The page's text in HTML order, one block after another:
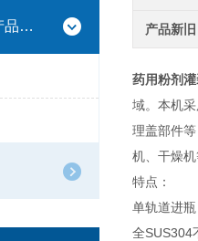
产品新旧
药用粉剂
域。本机
理盖部件
机、干燥
特点：
单轨道进
全SUS304
粉剂及片剂胶囊分装机产品系列